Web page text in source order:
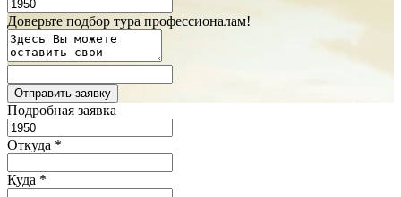
Доверьте подбор тура профессионалам!
Подробная заявка
Откуда *
Куда *